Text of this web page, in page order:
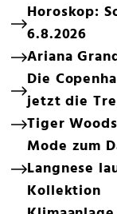
Horoskop:
6.8.2026
Ariana
Die
jetzt die
Tiger
Mode zum
Langnese
Kollektion